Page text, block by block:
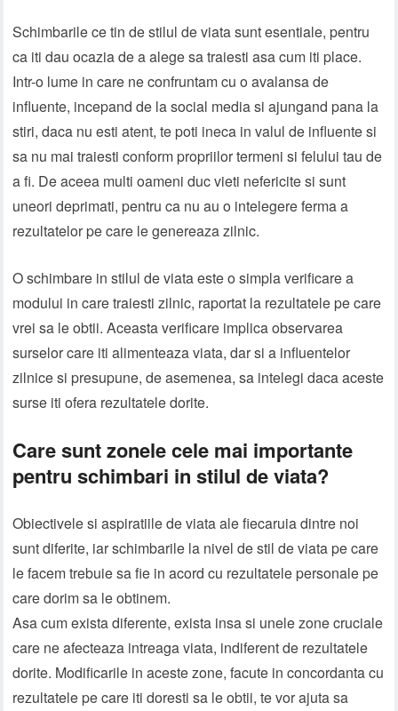
Schimbarile ce tin de stilul de viata sunt esentiale, pentru
ca iti dau ocazia de a alege sa traiesti asa cum iti place.
Intr-o lume in care ne confruntam cu o avalansa de
influente, incepand de la social media si ajungand pana la
stiri, daca nu esti atent, te poti ineca in valul de influente si
sa nu mai traiesti conform propriilor termeni si felului tau de
a fi. De aceea multi oameni duc vieti nefericite si sunt
uneori deprimati, pentru ca nu au o intelegere ferma a
rezultatelor pe care le genereaza zilnic.
O schimbare in stilul de viata este o simpla verificare a
modului in care traiesti zilnic, raportat la rezultatele pe care
vrei sa le obtii. Aceasta verificare implica observarea
surselor care iti alimenteaza viata, dar si a influentelor
zilnice si presupune, de asemenea, sa intelegi daca aceste
surse iti ofera rezultatele dorite.
Care sunt zonele cele mai importante
pentru schimbari in stilul de viata?
Obiectivele si aspiratiile de viata ale fiecaruia dintre noi
sunt diferite, iar schimbarile la nivel de stil de viata pe care
le facem trebuie sa fie in acord cu rezultatele personale pe
care dorim sa le obtinem.
Asa cum exista diferente, exista insa si unele zone cruciale
care ne afecteaza intreaga viata, indiferent de rezultatele
dorite. Modificarile in aceste zone, facute in concordanta cu
rezultatele pe care iti doresti sa le obtii, te vor ajuta sa